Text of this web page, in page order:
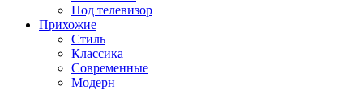
Под телевизор
Прихожие
Стиль
Классика
Современные
Модерн